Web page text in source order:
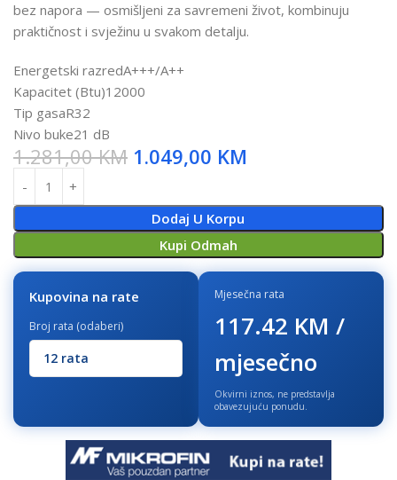
bez napora — osmišljeni za savremeni život, kombinuju
praktičnost i svježinu u svakom detalju.
Energetski razredA+++/A++
Kapacitet (Btu)12000
Tip gasaR32
Nivo buke21 dB
1.281,00KM 1.049,00 KM
Dodaj U Korpu
Kupi Odmah
Kupovina na rate
Broj rata (odaberi)
Mjesečna rata
117.42 KM /
mjesečno
Okvirni iznos, ne predstavlja
obavezujuću ponudu.